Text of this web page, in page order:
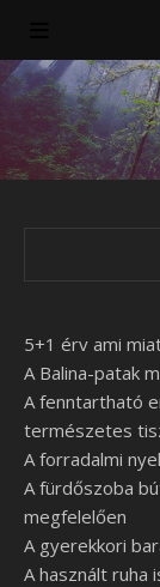
5+1 érv ami
A Balina-patak
A fenntartható
természetes
A forradalmi
A fürdőszoba
megfelelően
A gyerekkori
A használt